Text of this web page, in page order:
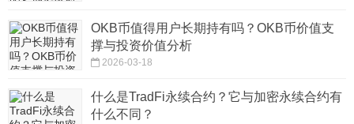
OKB币值得用户长期持有吗？OKB币价值支
撑与投资价值分析
2026-03-18
什么是TradFi永续合约？它与加密永续合约有
什么不同？